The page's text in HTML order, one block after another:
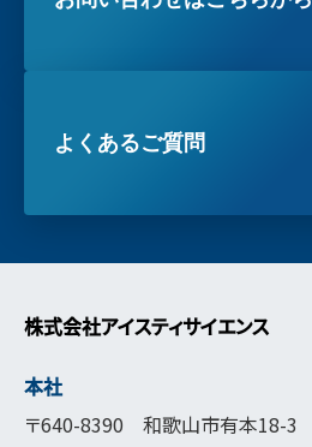
よくあるご質問
株式会社アイスティサイエンス
本社
〒640-8390 和歌山市有本18-3